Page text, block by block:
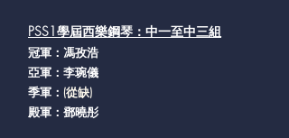
PSS1學屆西樂鋼琴：中一至中三組
冠軍：馮孜浩
亞軍：李琬儀
季軍： (從缺)
殿軍：鄧曉彤